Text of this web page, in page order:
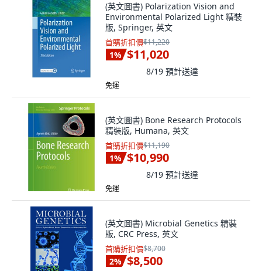
(英文圖書) Polarization Vision and
Environmental Polarized Light 精裝
版, Springer, 英文
首購折扣價$11,220
1% $11,020
8/19 預計送達
免運
(英文圖書) Bone Research Protocols
精裝版, Humana, 英文
首購折扣價$11,190
1% $10,990
8/19 預計送達
免運
(英文圖書) Microbial Genetics 精裝
版, CRC Press, 英文
首購折扣價$8,700
2% $8,500